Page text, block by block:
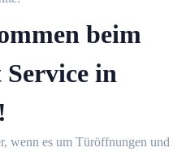
beim
Service in
wenn es um Türöffnungen und